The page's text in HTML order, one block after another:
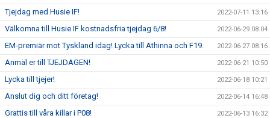
Tjejdag med Husie IF! 2022-07-11 13:16
Välkomna till Husie IF kostnadsfria tjejdag 6/8! 2022-06-29 08:04
EM-premiär mot Tyskland idag! Lycka till Athinna och F19. 2022-06-27 08:16
Anmäl er till TJEJDAGEN! 2022-06-21 10:50
Lycka till tjejer! 2022-06-18 10:21
Anslut dig och ditt företag! 2022-06-14 16:48
Grattis till våra killar i P08! 2022-06-13 16:32